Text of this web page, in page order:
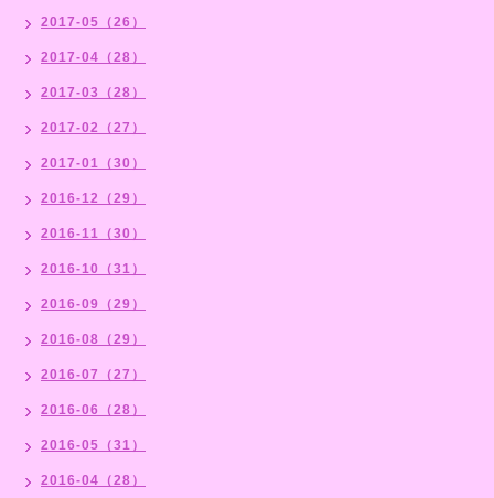
2017-05（26）
2017-04（28）
2017-03（28）
2017-02（27）
2017-01（30）
2016-12（29）
2016-11（30）
2016-10（31）
2016-09（29）
2016-08（29）
2016-07（27）
2016-06（28）
2016-05（31）
2016-04（28）